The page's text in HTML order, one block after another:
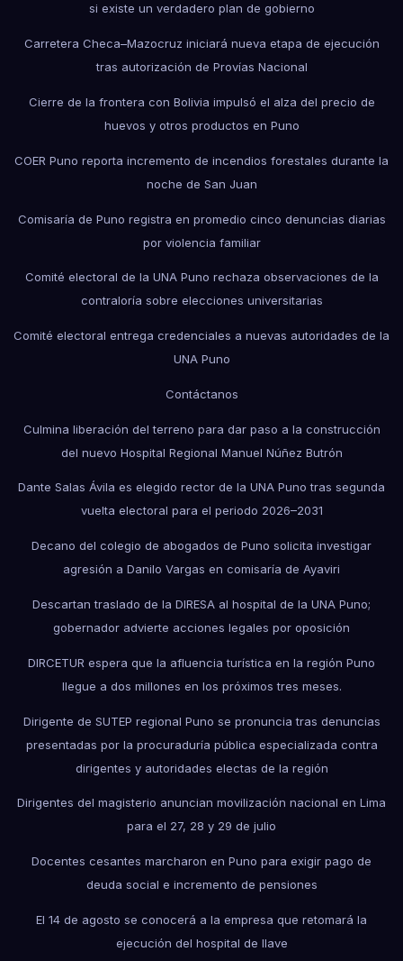
si existe un verdadero plan de gobierno
Carretera Checa–Mazocruz iniciará nueva etapa de ejecución
tras autorización de Provías Nacional
Cierre de la frontera con Bolivia impulsó el alza del precio de
huevos y otros productos en Puno
COER Puno reporta incremento de incendios forestales durante la
noche de San Juan
Comisaría de Puno registra en promedio cinco denuncias diarias
por violencia familiar
Comité electoral de la UNA Puno rechaza observaciones de la
contraloría sobre elecciones universitarias
Comité electoral entrega credenciales a nuevas autoridades de la
UNA Puno
Contáctanos
Culmina liberación del terreno para dar paso a la construcción
del nuevo Hospital Regional Manuel Núñez Butrón
Dante Salas Ávila es elegido rector de la UNA Puno tras segunda
vuelta electoral para el periodo 2026–2031
Decano del colegio de abogados de Puno solicita investigar
agresión a Danilo Vargas en comisaría de Ayaviri
Descartan traslado de la DIRESA al hospital de la UNA Puno;
gobernador advierte acciones legales por oposición
DIRCETUR espera que la afluencia turística en la región Puno
llegue a dos millones en los próximos tres meses.
Dirigente de SUTEP regional Puno se pronuncia tras denuncias
presentadas por la procuraduría pública especializada contra
dirigentes y autoridades electas de la región
Dirigentes del magisterio anuncian movilización nacional en Lima
para el 27, 28 y 29 de julio
Docentes cesantes marcharon en Puno para exigir pago de
deuda social e incremento de pensiones
El 14 de agosto se conocerá a la empresa que retomará la
ejecución del hospital de Ilave